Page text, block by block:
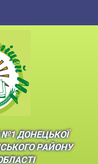
№1 ДОНЕЦЬКОЇ
РАЙОНУ